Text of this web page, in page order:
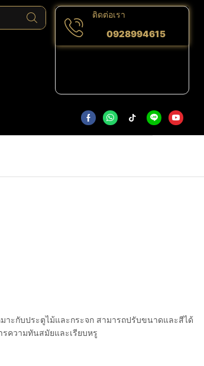
ติดต่อเรา
0928994615
าะกับประตูไม้และกระจก สามารถปรับขนาดและสีได้
รความทันสมัยและเรียบหรู